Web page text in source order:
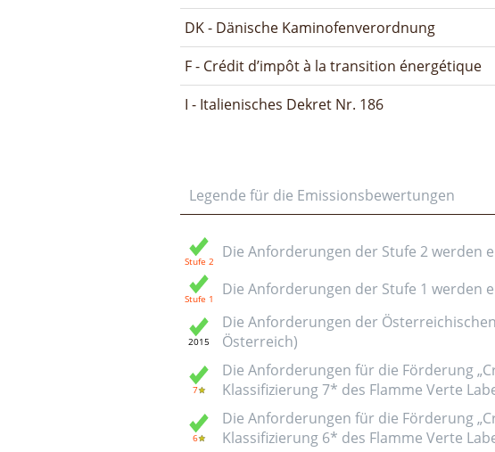
DK - Dänische Kaminofenverordnung
F - Crédit d’impôt à la transition énergétique
I - Italienisches Dekret Nr. 186
Legende für die Emissionsbewertungen
Die Anforderungen der Stufe 2 werden
Die Anforderungen der Stufe 1 werden
Die Anforderungen der
Österreich)
Die Anforderungen für die Förderung
Klassifizierung 7* des Flamme Verte
Die Anforderungen für die Förderung
Klassifizierung 6* des Flamme Verte